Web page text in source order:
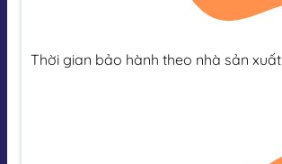
Thời gian bảo hành theo nhà sản xuất